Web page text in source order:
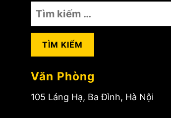
Tìm
cho:
Văn Phòng
105 Láng Hạ, Ba Đình, Hà Nội